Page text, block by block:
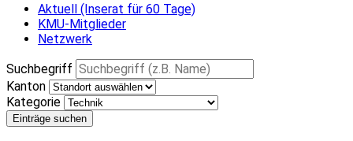
Aktuell (Inserat für 60 Tage)
KMU-Mitglieder
Netzwerk
Suchbegriff
Kanton
Kategorie
Einträge suchen